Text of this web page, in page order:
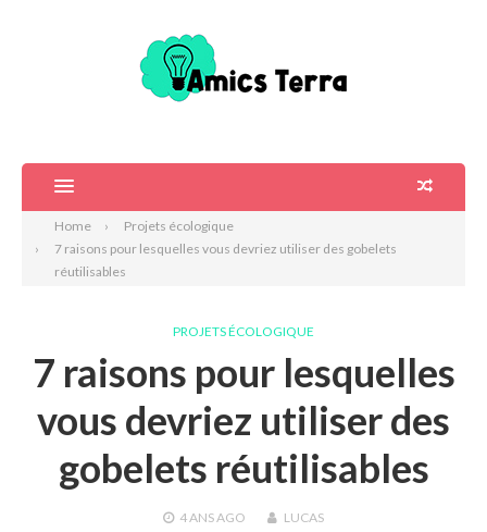
Home
Projets écologique
7 raisons pour lesquelles vous devriez utiliser des gobelets
réutilisables
PROJETS ÉCOLOGIQUE
7 raisons pour lesquelles
vous devriez utiliser des
gobelets réutilisables
4 ANSAGO LUCAS